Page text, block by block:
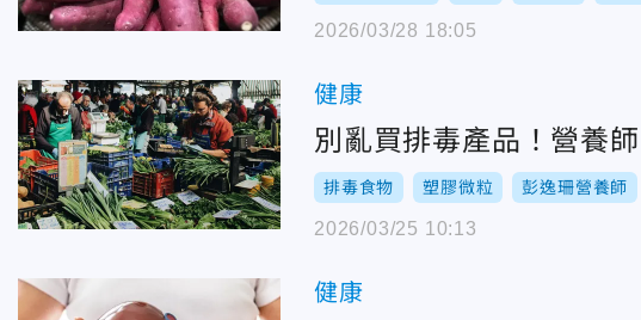
2026/03/28 18:05
健康
別亂買排毒產品！營養
排毒食物 塑膠微粒 彭逸珊營養師
2026/03/25 10:13
健康